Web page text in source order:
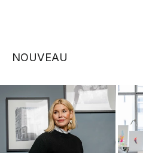
NOUVEAU